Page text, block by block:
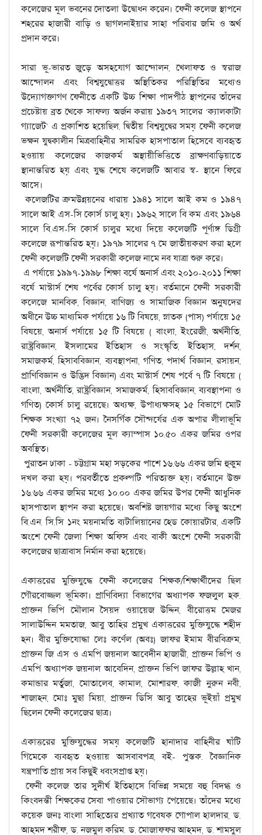
কলেজের মূল ভবনের দোতলা উদ্বোধন করেন। ফেনী কলেজ স্থাপনে
শহরের হাজারী বাড়ি ও ছাগলনাইয়ার সাহা পরিবার জমি ও অর্থ
প্রদান করে।
সারা ভূ-ভারত জুড়ে অসহযোগ আন্দোলন, খেলাফত ও স্বরাজ
আন্দোলন এবং বিশ্বযুদ্বোত্তর অস্থিতিকর পরিস্থিতির মধ্যেও
উদ্যোগক্তাগণ ফেনীতে একটি উচ্চ শিক্ষা পাদপীঠ স্থাপনের তাঁদের
প্রচেষ্টায় ব্রত থেকে সাফল্য অর্জন করায় ১৯৩৭ সালের ‘ক্যালকাটা
গ্যাজেট’ এ প্রকাশিত হয়েছিল. দ্বিতীয় বিশ্বযুদ্বের সময় ফেনী কলেজ
ভক্ষন যুদ্বকালীন মিত্রবাহিনীর সামরিক হাসপাতাল হিসেবে ব্যবহৃত
হওয়ায় কলেজের কাজকর্ম অস্থায়ীভিত্তিতে ব্রাক্ষণবাড়িয়াতে
স্থানান্তরিত হয় এবং যুদ্ধ শেষে কলেজটি আবার স্ব- স্থানে ফিরে
আসে।
কলেজটির ক্রমউন্নয়নের ধারায় ১৯৪১ সালে আই কম ও ১৯৪৭
সালে আই এস-সি কোর্স চালু হয়। ১৯৬২ সালে বি কম এবং ১৯৬৪
সালে বি.এস-সি কোর্স চালুর মধ্যে দিয়ে কলেজটি পূর্ণাঙ্গ ডিগ্রী
কলেজে রূপান্তরিত হয়। ১৯৭৯ সালের ৭ মে জাতীয়করণ করা হলে
ফেনী কলেজটি ফেনী সরকারী কলেজ নামে নব যাত্রা শুরু করে।
এ পর্যায়ে ১৯৯৭-১৯৯৮ শিক্ষা বর্ষে অনার্স এবং ২০১০-২০১১ শিক্ষা
বর্ষে মাস্টার্স শেষ পর্বের কোর্স চালু হয়। বর্তমানে ফেনী সরকারী
কলেজে মানবিক, বিজ্ঞান, বাণিজ্য ও সামাজিক বিজ্ঞান অনুষদের
অধীনে উচ্চ মাধ্যমিক পর্যায়ে ১৬ টি বিষয়ে, স্নাতক (পাস) পর্যায়ে ১৫
বিষয়ে, অনার্স পর্যায়ে ১৫ টি বিষয়ে ( বাংলা, ইংরেজী, অর্থনীতি,
রাষ্ট্রবিজ্ঞান, ইসলামের ইতিহাস ও সংস্কৃতি, ইতিহাস, দর্শন,
সমাজকর্ম, হিসাববিজ্ঞান, ব্যবস্থাপনা, গণিত, পদার্থ বিজ্ঞান, রসায়ন,
প্রাণিবিজ্ঞান ও উদ্ভিদ বিজ্ঞান) এবং মাস্টার্স শেষ পর্বে ৭ টি বিষয়ে (
বাংলা, অর্থনীতি, রাষ্ট্রবিজ্ঞান, সমাজকর্ম, হিসাববিজ্ঞান, ব্যবস্থাপনা ও
গণিত) কোর্স চালু রয়েছে। অধ্যক্ষ, উপাধ্যক্ষসহ ১৫ বিভাগে মোট
শিক্ষক সংখ্যা ৭২ জন। নৈসর্গিক সৌন্দর্যের এক অপার লীলাভূমি
ফেনী সরকারী কলেজের মূল ক্যাম্পাস ১০.৫০ একর জমির ওপর
অবস্থিত।
পুরাতন ঢাকা - চট্টগ্রাম মহা সড়কের পাশে ১৬.৬৬ একর জমি হুকুম
দখল করা হয়। পরবর্তীতে প্রকল্পটি পরিত্যক্ত হয়। বর্তমানে উক্ত
১৬.৬৬ একর জমির মধ্যে ১০.০০ একর জমির উপর ফেনী আধুনিক
হাসপাতাল স্থাপন করা হয়েছে। অবশিষ্ট জায়গার মধ্যে কিছু অংশে
বি.এন. সি.সি ১নং ময়নামতি ব্যটালিয়ানের হেড কোয়ারটার, একটি
অংশে ফেনী জেলা শিক্ষা অফিস এবং বাকী অংশে ফেনী সরকারী
কলেজের ছাত্রাবাস নির্মান করা হয়েছে।
একাত্তরের মুক্তিযুদ্ধে ফেনী কলেজের শিক্ষক/শিক্ষার্থীদের ছিল
গৌরবোজ্জল ভূমিকা। প্রাণিবিদ্যা বিভাগের অধ্যাপক ফজলুল হক.
প্রাক্তন ভিপি মৌলান সৈয়দ ওয়ায়েজ উদ্দিন, বীরোত্তম মেজর
সালাউদ্দিন মমতাজ, আবু তাহির প্রমুখ একাত্তরের মুক্তিযুদ্ধে শহীদ
হন। বীর মুক্তিযোদ্ধা লেঃ কর্ণেল (অবঃ) জাফর ইমাম বীরবিক্রম,
প্রাক্তন জি এস ও এমপি জয়নাল আবেদীন হাজারী, প্রাক্তন ভিপি ও
এমপি অধ্যাপক জয়নাল আবেদিন, প্রাক্তন ভিপি জাফর উল্লাহ খান,
কমান্ডার মর্তুজা, মোতালেব, কামাল, মোশারফ, কাজী নুরুন নবী,
শাজাহন, মোঃ মুছা মিয়া, প্রাক্তন ডিসি আবু তাহের ভূইয়াঁ প্রমুখ
ছিলেন ফেনী কলেজের ছাত্র।
একাত্তরের মুক্তিযুদ্ধের সময় কলেজটি হানাদার বাহিনীর ঘাঁটি
গিমেকে ব্যবহৃত হওয়ায় আসবাবপত্র, বই- পুস্তক. বৈজ্ঞানিক
যন্ত্রপাতি প্রায় সব কিছুই ধবংসপ্রাপ্ত হয়।
ফেনী কলেজ তার সুদীর্ঘ ইতিহাসে বিভিন্ন সময়ে বহু বিদগ্ধ ও
কিংবদন্তী শিক্ষকের সেবা পাওয়ার সৌভাগ্য পেয়েছে। তাঁদের মধ্যে
কয়েক জনঃ বাংলা সাহিত্যের প্রখ্যাত গবেষক গোপাল হালদার, ড.
আহমদ শরীফ, ড. নজমুল করিম. ড. মোজাফফর আহমদ, ড. শামসুল